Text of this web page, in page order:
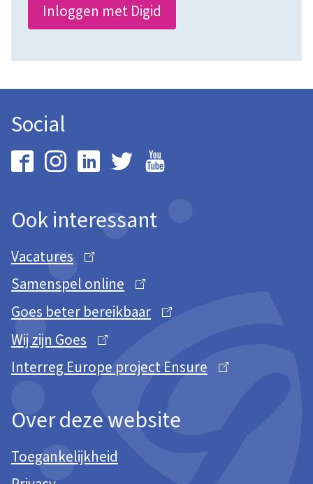
Inloggen met Digid
Social
Facebook Gemeente Goes
Instagram Gemeente Goes
LinkedIn Gemeente Goes
XGemeente Goes
Youtube
Ook interessant
Vacatures
Samenspel online
Goes beter bereikbaar
Wij zijn Goes
Interreg Europe project Ensure
Over deze website
Toegankelijkheid